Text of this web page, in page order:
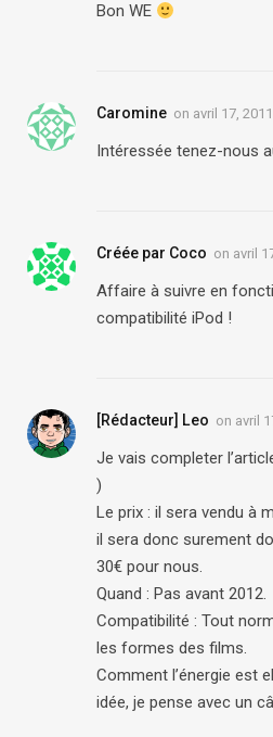
Bon WE
Caromine on avril 17,
Intéressée tenez-nous
Créée par Coco on avril
Affaire à suivre en
compatibilité iPod !
[Rédacteur] Leo on avril
Je vais completer
)
Le prix : il sera vendu à
il sera donc surement
30€ pour nous.
Quand : Pas avant 2012.
Compatibilité : Tout
les formes des films.
Comment l’énergie est
idée, je pense avec un